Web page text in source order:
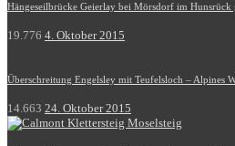
Hängeseilbrücke Geierlay bei Mörsdorf im Hunsrück
19.776 4. Oktober 2015
Überschreitung Engelsley mit Teufelsloch – Alpines
14.663 24. Oktober 2015